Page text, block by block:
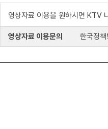
영상자료 이용을 원하시면
영상자료 이용문의 한국정